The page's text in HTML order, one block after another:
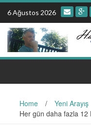
Skip
content
6 Ağustos 2026
Home / Yeni Arayış
Her gün daha fazla